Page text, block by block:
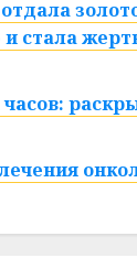
стала